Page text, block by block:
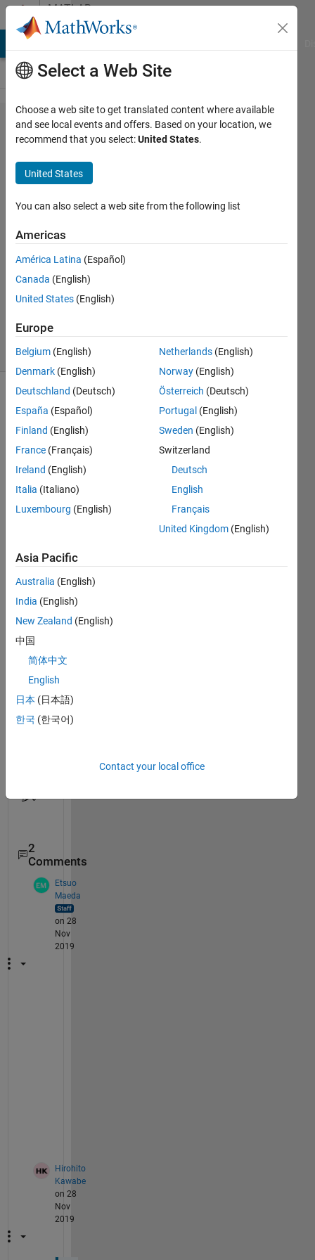
Skip to contentMATLAB
Answers
起動時
に応答
なしに
なる
Hirohito
Kawabe
25 Nov
2019
Updated
24 Jun 2020
5 Views
(30 days)
comments
Macb
oで
019b
よう
とす
ると
起動
する
とき
もあ
れば
応答
多い
2
Comments
Etsuo
Maeda
on 28
Nov
2019
Hirohito
Kawabe
on 28
Nov
2019
Select a Web Site
Choose a web site to get translated content where available
and see local events and offers. Based on your location, we
recommend that you select:United States.
United States
You can also select a web site from the following list
Americas
América Latina (Español)
Canada (English)
United States (English)
Europe
Belgium (English)
Denmark (English)
Deutschland (Deutsch)
España (Español)
Finland (English)
France (Français)
Ireland (English)
Italia (Italiano)
Luxembourg (English)
Netherlands (English)
Norway (English)
Österreich (Deutsch)
Portugal (English)
Sweden (English)
Switzerland
Deutsch
English
Français
United Kingdom (English)
Asia Pacific
Australia (English)
India (English)
New Zealand (English)
中国
简体中文
English
日本 (日本語)
한국 (한국어)
Contact your local office